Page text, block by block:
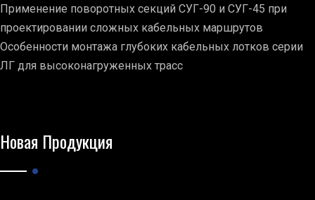
Применение поворотных секций СУГ-90 и СУГ-45 при
проектировании сложных кабельных маршрутов
Особенности монтажа глубоких кабельных лотков серии
ЛГ для высоконагруженных трасс
Новая Продукция